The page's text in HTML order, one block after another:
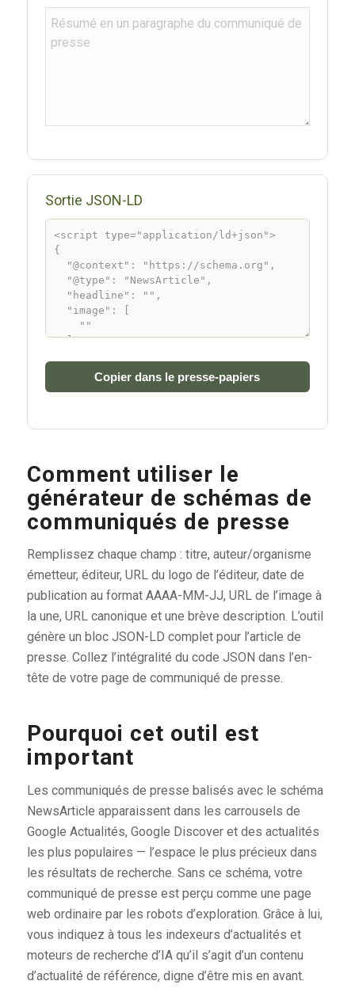
Sortie JSON-LD
Copier dans le presse-papiers
Comment utiliser le
générateur de schémas de
communiqués de presse
Remplissez chaque champ : titre, auteur/organisme
émetteur, éditeur, URL du logo de l’éditeur, date de
publication au format AAAA-MM-JJ, URL de l’image à
la une, URL canonique et une brève description. L’outil
génère un bloc JSON-LD complet pour l’article de
presse. Collez l’intégralité du code JSON dans l’en-
tête de votre page de communiqué de presse.
Pourquoi cet outil est
important
Les communiqués de presse balisés avec le schéma
NewsArticle apparaissent dans les carrousels de
Google Actualités, Google Discover et des actualités
les plus populaires — l’espace le plus précieux dans
les résultats de recherche. Sans ce schéma, votre
communiqué de presse est perçu comme une page
web ordinaire par les robots d’exploration. Grâce à lui,
vous indiquez à tous les indexeurs d’actualités et
moteurs de recherche d’IA qu’il s’agit d’un contenu
d’actualité de référence, digne d’être mis en avant.